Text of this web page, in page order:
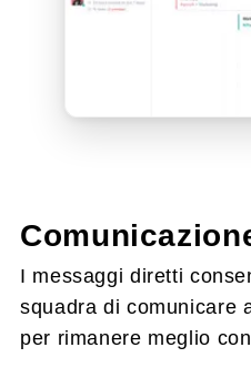
I messaggi diretti
squadra di comunicare
per rimanere meglio